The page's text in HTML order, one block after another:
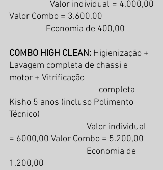
Valor individual = 4.000,00
Valor Combo = 3.600,00
Economia de 400,00
COMBO HIGH CLEAN: Higienização +
Lavagem completa de chassi e
motor + Vitrificação
completa
Kisho 5 anos (incluso Polimento
Técnico)
Valor individual
= 6000,00 Valor Combo = 5.200,00
Economia de
1.200,00